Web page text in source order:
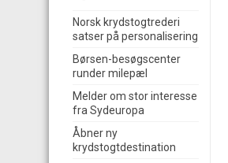
Norsk krydstogtrederi
satser på personalisering
Børsen-besøgscenter
runder milepæl
Melder om stor interesse
fra Sydeuropa
Åbner ny
krydstogtdestination